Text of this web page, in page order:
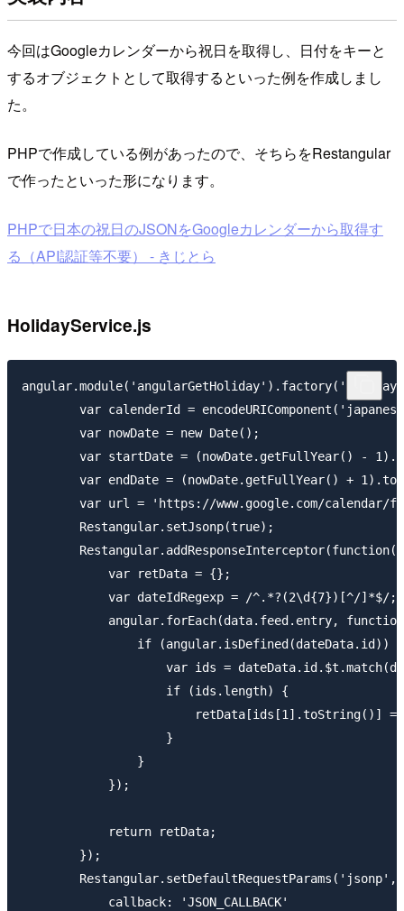
今回はGoogleカレンダーから祝日を取得し、日付をキーと
するオブジェクトとして取得するといった例を作成しまし
た。
PHPで作成している例があったので、そちらをRestangular
で作ったといった形になります。
PHPで日本の祝日のJSONをGoogleカレンダーから取得す
る（API認証等不要） - きじとら
HolidayService.js
var calenderId =
        var nowDate = new Date();
var startDate = (nowDate.getFullYear() -
var endDate = (nowDate.getFullYear() +
var url = 'https://www.google.com/calendar/
        Restangular.setJsonp(true);
            var retData = {};
            var dateIdRegexp = /^.*?(2\d{7})[^/]*$/;
angular.forEach(data.feed.entry,
                if (angular.isDefined(dateData.id)) {
var ids =
                    if (ids.length) {
retData[ids[1].toString()]
                    }
                }
            });
            return retData;
        });
Restangular.setDefaultRequestParams('jsonp',
            callback: 'JSON_CALLBACK'